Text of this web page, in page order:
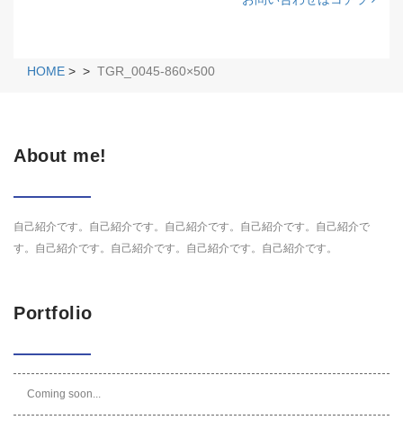
HOME > > TGR_0045-860×500
About me!
自己紹介です。自己紹介です。自己紹介です。自己紹介です。自己紹介で
す。自己紹介です。自己紹介です。自己紹介です。自己紹介です。
Portfolio
Coming soon...